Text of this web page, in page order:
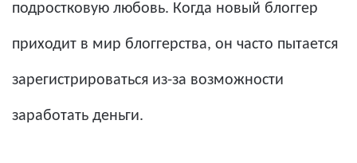
подростковую любовь. Когда новый блоггер
приходит в мир блоггерства, он часто пытается
зарегистрироваться из-за возможности
заработать деньги.